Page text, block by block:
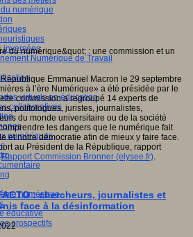
numérique
inversées
Numérique de Travail
virtuels en éducation
collaboratives
numériques
numérique
éducative
prospectifs
Emmanuel Macron le 29 septembre
à l’ère Numérique» a été présidée par le
commission a regroupé 14 experts de
politologues, juristes, journalistes,
du monde universitaire ou de la société
les dangers que le numérique fait
et notre démocratie afin de mieux y faire face.
au Président de la République, rapport
Rapport Commission Bronner (elysee.fr).
: chercheurs, journalistes et
face à la désinformation